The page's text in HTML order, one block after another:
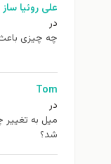
علی روئیا ساز
در
چه چیزی
Tom
در
ميل به
شد؟